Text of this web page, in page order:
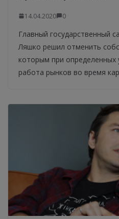
14.04.2020 0
Главный государственный
Ляшко решил отменить
которым при определенных
работа рынков во время